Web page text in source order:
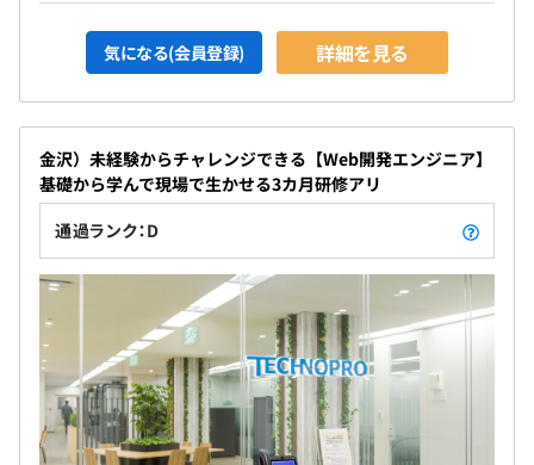
無期雇用
気になる(会員登録) 詳細を見る
金沢）未経験からチャレンジできる【Web開発エンジニア】
基礎から学んで現場で生かせる3カ月研修アリ
通過ランク：D